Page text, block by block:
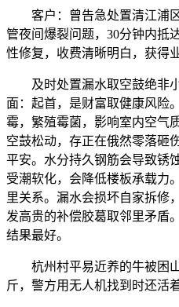
客户：曾告急处置清江浦区
管夜间爆裂问题，30分钟内抵
性修复，收费清晰明白，获得
及时处置漏水取空鼓绝非小
面：起首，是财富取健康风险
霉，繁殖霉菌，影响室内空气
空鼓松动，存正在俄然零落砸
平安。水分持久钢筋会导致锈
受潮软化，会降低楼板承载力
里关系。漏水会损坏自家拆修
发高贵的补偿胶葛取邻里矛盾
结果最好。
杭州村平易近养的牛被困山
斤，警方用无人机找到时还活